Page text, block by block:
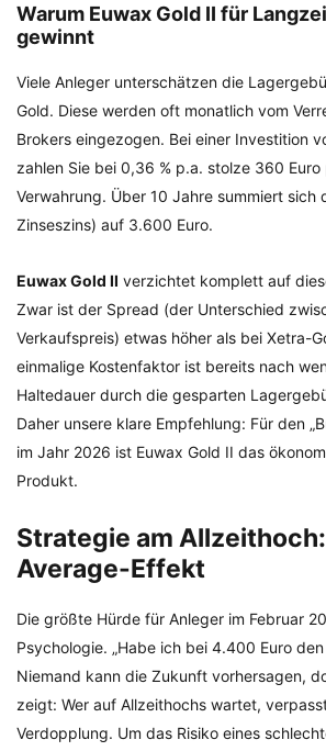
Warum Euwax Gold II für
gewinnt
Viele Anleger unterschätzen die
Gold. Diese werden oft monatlich vom
Brokers eingezogen. Bei einer Investition
zahlen Sie bei 0,36 % p.a. stolze 360
Verwahrung. Über 10 Jahre summiert sich
Zinseszins) auf 3.600 Euro.
Euwax Gold II verzichtet komplett auf
Zwar ist der Spread (der Unterschied
Verkaufspreis) etwas höher als bei Xetra-
einmalige Kostenfaktor ist bereits nach
Haltedauer durch die gesparten
Daher unsere klare Empfehlung: Für den
im Jahr 2026 ist Euwax Gold II das
Produkt.
Strategie am
Average-Effekt
Die größte Hürde für Anleger im Februar
Psychologie. „Habe ich bei 4.400 Euro
Niemand kann die Zukunft vorhersagen,
zeigt: Wer auf Allzeithochs wartet,
Verdopplung. Um das Risiko eines